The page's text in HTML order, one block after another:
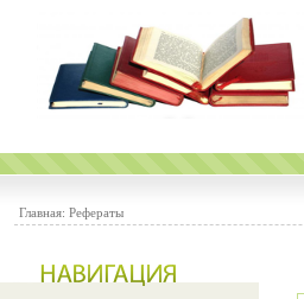
Главная: Рефераты